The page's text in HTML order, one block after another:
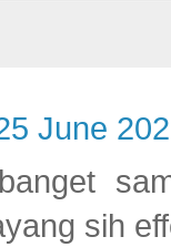
June
sih